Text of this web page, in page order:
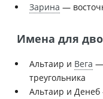
Зарина —
Имена для
Альтаир и Вега —
треугольника
Альтаир и Денеб